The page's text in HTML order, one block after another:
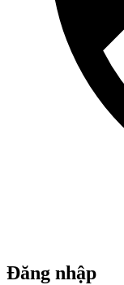
Đăng nhập